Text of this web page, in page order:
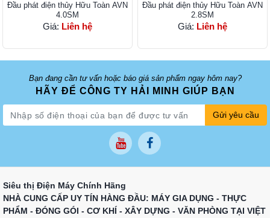
Đầu phát điện thủy Hữu Toàn AVN
4.0SM
Giá: Liên hệ
Đầu phát điện thủy Hữu Toàn AVN
2.8SM
Giá: Liên hệ
Bạn đang cần tư vấn hoặc báo giá sản phẩm ngay hôm nay?
HÃY ĐỂ CÔNG TY HẢI MINH GIÚP BẠN
Gửi yêu cầu
Siêu thị Điện Máy Chính Hãng
NHÀ CUNG CẤP UY TÍN HÀNG ĐẦU: MÁY GIA DỤNG - THỰC
PHẨM - ĐÓNG GÓI - CƠ KHÍ - XÂY DỰNG - VĂN PHÒNG TẠI VIỆT